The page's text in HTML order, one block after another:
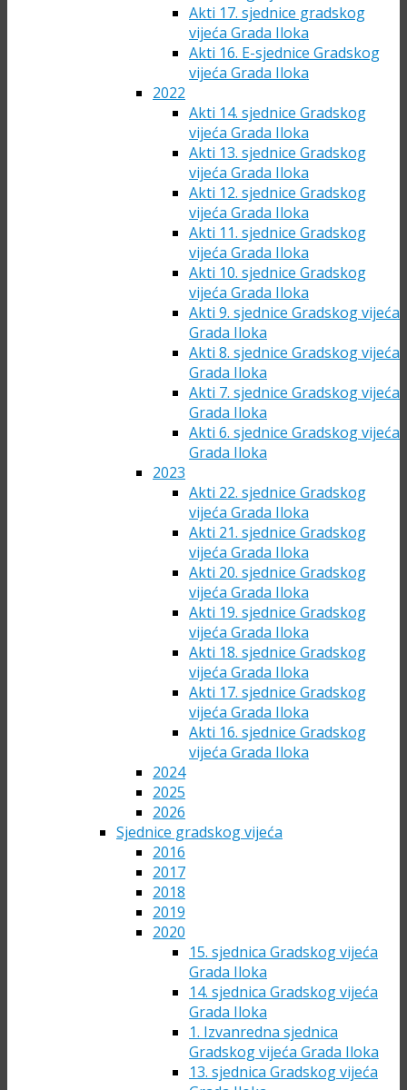
Akti 17. sjednice gradskog
vijeća Grada Iloka
Akti 16. E-sjednice Gradskog
vijeća Grada Iloka
2022
Akti 14. sjednice Gradskog
vijeća Grada Iloka
Akti 13. sjednice Gradskog
vijeća Grada Iloka
Akti 12. sjednice Gradskog
vijeća Grada Iloka
Akti 11. sjednice Gradskog
vijeća Grada Iloka
Akti 10. sjednice Gradskog
vijeća Grada Iloka
Akti 9. sjednice Gradskog vijeća
Grada Iloka
Akti 8. sjednice Gradskog vijeća
Grada Iloka
Akti 7. sjednice Gradskog vijeća
Grada Iloka
Akti 6. sjednice Gradskog vijeća
Grada Iloka
2023
Akti 22. sjednice Gradskog
vijeća Grada Iloka
Akti 21. sjednice Gradskog
vijeća Grada Iloka
Akti 20. sjednice Gradskog
vijeća Grada Iloka
Akti 19. sjednice Gradskog
vijeća Grada Iloka
Akti 18. sjednice Gradskog
vijeća Grada Iloka
Akti 17. sjednice Gradskog
vijeća Grada Iloka
Akti 16. sjednice Gradskog
vijeća Grada Iloka
2024
2025
2026
Sjednice gradskog vijeća
2016
2017
2018
2019
2020
15. sjednica Gradskog vijeća
Grada Iloka
14. sjednica Gradskog vijeća
Grada Iloka
1. Izvanredna sjednica
Gradskog vijeća Grada Iloka
13. sjednica Gradskog vijeća